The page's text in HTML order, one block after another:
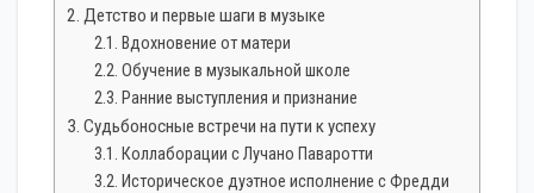
Детство и первые шаги в музыке
Вдохновение от матери
Обучение в музыкальной школе
Ранние выступления и признание
Судьбоносные встречи на пути к успеху
Коллаборации с Лучано Паваротти
Историческое дуэтное исполнение с Фредди